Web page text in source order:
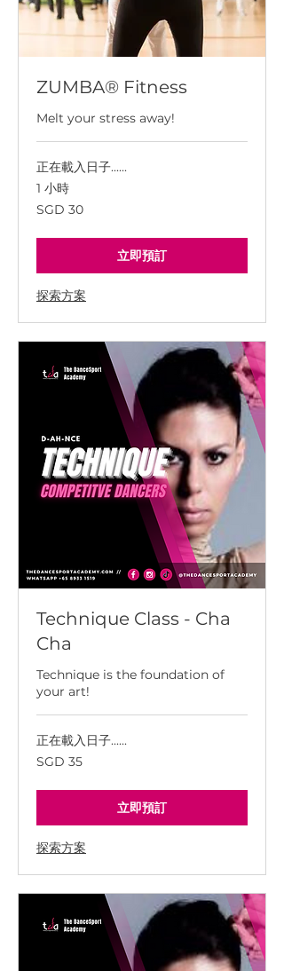
ZUMBA® Fitness
Melt your stress away!
正在載入日子......
1 小時
30
新
坡
SGD 30
立即預訂
探索方案
Technique Class - Cha
Cha
Technique is the foundation of
your art!
正在載入日子......
35
新
坡
SGD 35
立即預訂
探索方案